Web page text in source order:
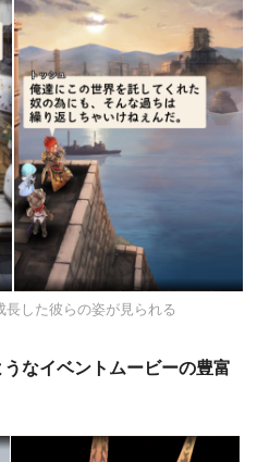
した彼らの姿が見られる
なイベントムービーの豊富